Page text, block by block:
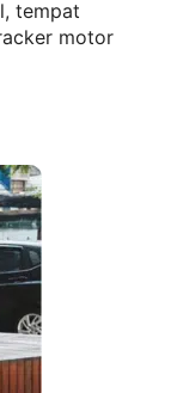
tempat
motor